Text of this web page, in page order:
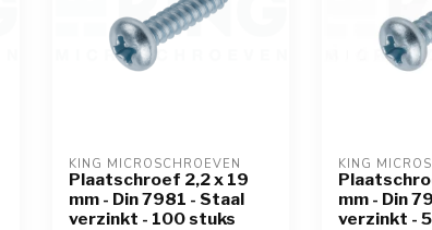
KING MICROSCHROEVEN
Plaatschroef 2,2 x 19
mm - Din 7981 - Staal
verzinkt - 100 stuks
KING
mm - Din
verzinkt -